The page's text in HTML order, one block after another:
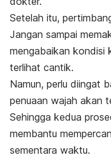
Setelah itu,
Jangan sampai
mengabaikan kondisi
terlihat cantik.
Namun, perlu diingat
penuaan wajah akan
Sehingga kedua
membantu
sementara waktu.